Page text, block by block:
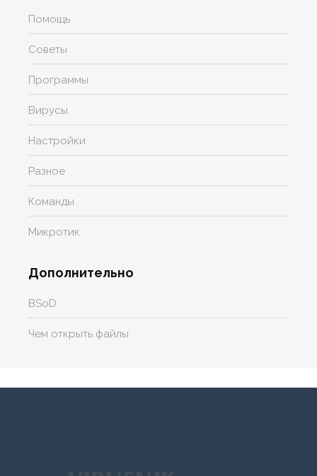
Помощь
Советы
Программы
Вирусы
Настройки
Разное
Команды
Микротик
Дополнительно
BSoD
Чем открыть файлы